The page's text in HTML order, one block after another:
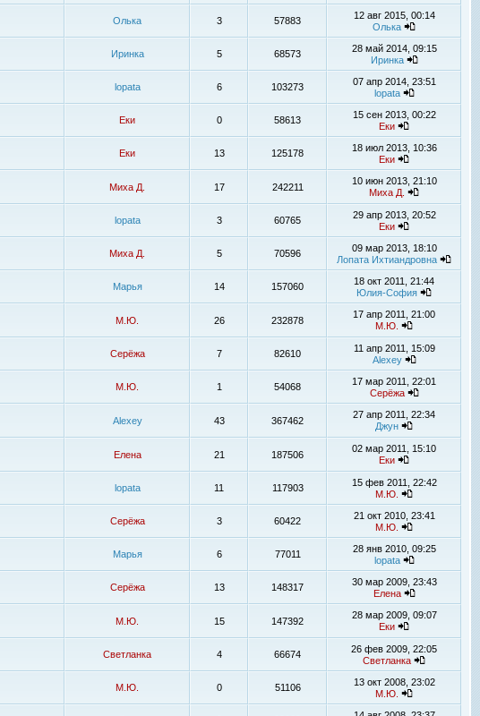
Олька 3 57883
12 авг 2015, 00:14
Олька
Иринка 5 68573
28 май 2014, 09:15
Иринка
lopata 6 103273
07 апр 2014, 23:51
lopata
Еки 0 58613
15 сен 2013, 00:22
Еки
Еки 13 125178
18 июл 2013, 10:36
Еки
Миха Д. 17 242211
10 июн 2013, 21:10
Миха Д.
lopata 3 60765
29 апр 2013, 20:52
Еки
Миха Д. 5 70596
09 мар 2013, 18:10
Лопата Ихтиандровна
Марья 14 157060
18 окт 2011, 21:44
Юлия-София
М.Ю. 26 232878
17 апр 2011, 21:00
М.Ю.
Серёжа 7 82610
11 апр 2011, 15:09
Alexey
М.Ю. 1 54068
17 мар 2011, 22:01
Серёжа
Alexey 43 367462
27 апр 2011, 22:34
Джун
Елена 21 187506
02 мар 2011, 15:10
Еки
lopata 11 117903
15 фев 2011, 22:42
М.Ю.
Серёжа 3 60422
21 окт 2010, 23:41
М.Ю.
Марья 6 77011
28 янв 2010, 09:25
lopata
Серёжа 13 148317
30 мар 2009, 23:43
Елена
М.Ю. 15 147392
28 мар 2009, 09:07
Еки
Светланка 4 66674
26 фев 2009, 22:05
Светланка
М.Ю. 0 51106
13 окт 2008, 23:02
М.Ю.